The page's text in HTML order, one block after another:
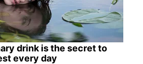
drink is the secret to
every day